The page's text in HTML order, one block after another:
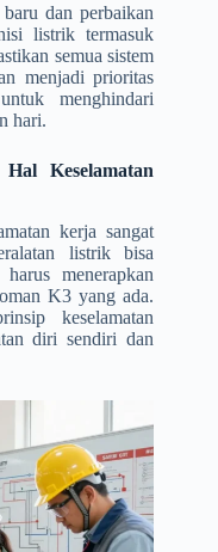
dan perbaikan
listrik termasuk
semua sistem
menjadi prioritas
menghindari
hari.
Keselamatan
kerja sangat
listrik bisa
menerapkan
K3 yang ada.
keselamatan
diri sendiri dan